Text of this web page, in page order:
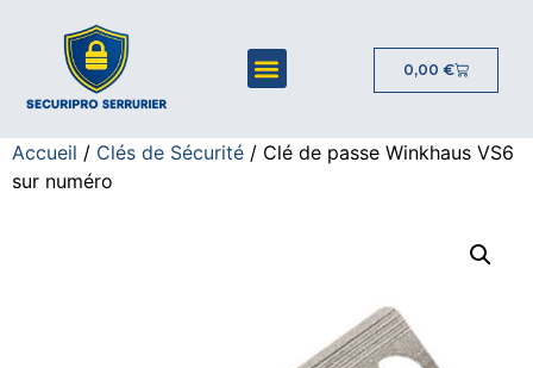
0,00€
Accueil / Clés de Sécurité / Clé de passe Winkhaus VS6
sur numéro